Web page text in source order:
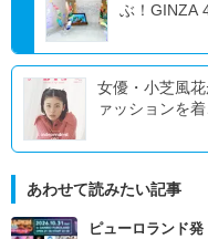
ぶ！GINZA
女優・小芝風
ァッションを着
あわせて読みたい記事
ピューロランド